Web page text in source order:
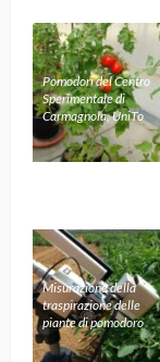
Pomodori del Centro
Sperimentale di
Carmagnola, UniTo
Misurazione della
traspirazione delle
piante di pomodoro